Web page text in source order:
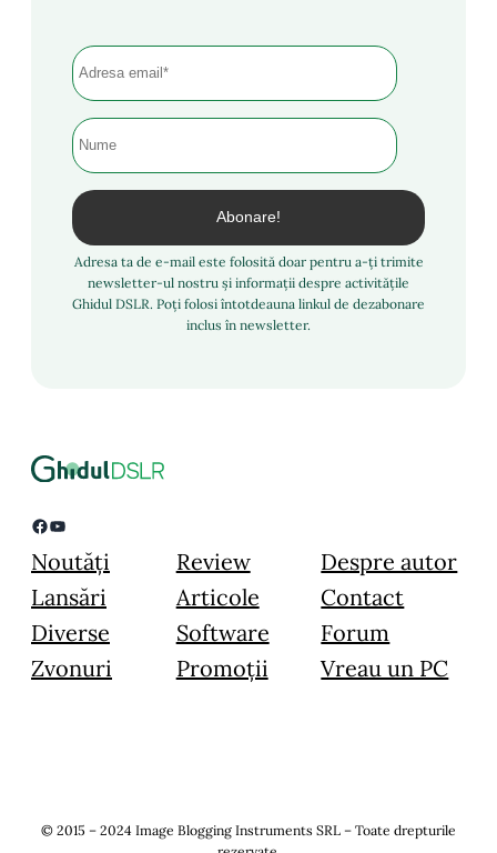
Adresa ta de e-mail este folosită doar pentru a-ți trimite
newsletter-ul nostru și informații despre activitățile
Ghidul DSLR. Poți folosi întotdeauna linkul de dezabonare
inclus în newsletter.
Facebook YouTube
Noutăți
Lansări
Diverse
Zvonuri
Review
Articole
Software
Promoții
Despre autor
Contact
Forum
Vreau un PC
© 2015 – 2024 Image Blogging Instruments SRL – Toate drepturile